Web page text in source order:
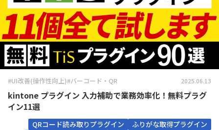
#UI改善(操作性向上)#バーコード・QR 2025.06.13
kintone プラグイン 入力補助で業務効率化！無料プラグ
イン11選
QRコード読み取りプラグイン
ふりがな取得プラグイン